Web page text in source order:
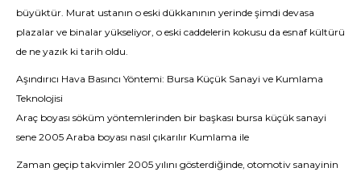
büyüktür. Murat ustanın o eski dükkanının yerinde şimdi devasa
plazalar ve binalar yükseliyor, o eski caddelerin kokusu da esnaf kültürü
de ne yazık ki tarih oldu.
Aşındırıcı Hava Basıncı Yöntemi: Bursa Küçük Sanayi ve Kumlama
Teknolojisi
Araç boyası söküm yöntemlerinden bir başkası bursa küçük sanayi
sene 2005 Araba boyası nasıl çıkarılır Kumlama ile
Zaman geçip takvimler 2005 yılını gösterdiğinde, otomotiv sanayinin